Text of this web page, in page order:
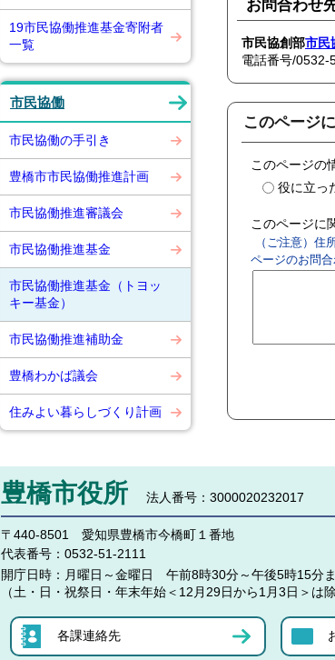
19市民協働推進基金寄附者
一覧
市民協働
市民協働の手引き
豊橋市市民協働推進計画
市民協働推進審議会
市民協働推進基金
市民協働推進基金（トヨッ
キー基金）
市民協働推進補助金
豊橋わかば議会
住みよい暮らしづくり計画
お問合わせ
市民協創部市民
電話番号/0532-
このページ
このページの
役に立っ
このページに
（ご注意）
ページのお問合
豊橋市役所 法人番号：3000020232017
〒440-8501 愛知県豊橋市今橋町１番地
代表番号： 0532-51-2111
開庁日時： 月曜日～金曜日 午前8時30分～午後5時15分
（土・日・祝祭日・年末年始＜12月29日から1月3日＞は除
各課連絡先